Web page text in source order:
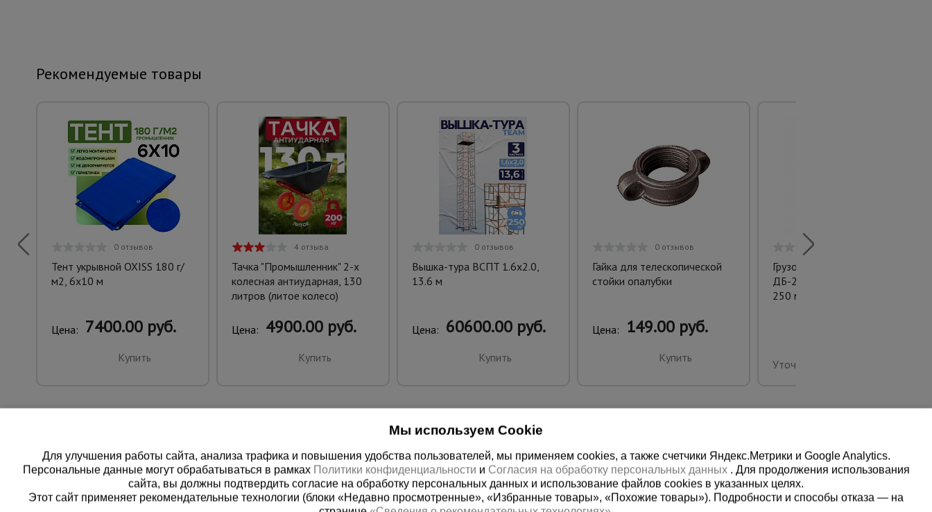
Рекомендуемые товары
0 отзывов
Тент укрывной OXISS 180 г/
м2, 6х10 м
Цена: 7400.00 руб.
Купить
4 отзыва
Тачка "Промышленник" 2-х
колесная антиударная, 130
литров (литое колесо)
Цена: 4900.00 руб.
Купить
0 отзывов
Вышка-тура ВСПT 1.6х2.0,
13.6 м
Цена: 60600.00 руб.
Купить
0 отзывов
Гайка для телескопической
стойки опалубки
Цена: 149.00 руб.
Купить
Грузовая тележка для бочек
ДБ-200 (литые колеса) 160-
250 мм
Уточнить цену
Мы используем Cookie
Для улучшения работы сайта, анализа трафика и повышения удобства пользователей, мы применяем cookies, а также счетчики Яндекс.Метрики и Google Analytics.
Персональные данные могут обрабатываться в рамках Политики конфиденциальности и Согласия на обработку персональных данных . Для продолжения использования
сайта, вы должны подтвердить согласие на обработку персональных данных и использование файлов cookies в указанных целях.
Этот сайт применяет рекомендательные технологии (блоки «Недавно просмотренные», «Избранные товары», «Похожие товары»). Подробности и способы отказа — на